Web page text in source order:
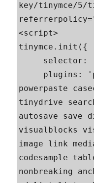
key/tinymce/5/
<script>
tinymce.init({
powerpaste
tinydrive
autosave save
visualblocks
image link
codesample
nonbreaking